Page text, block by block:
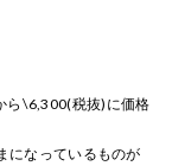
ら\6,300(税抜)に価格
になっているものが